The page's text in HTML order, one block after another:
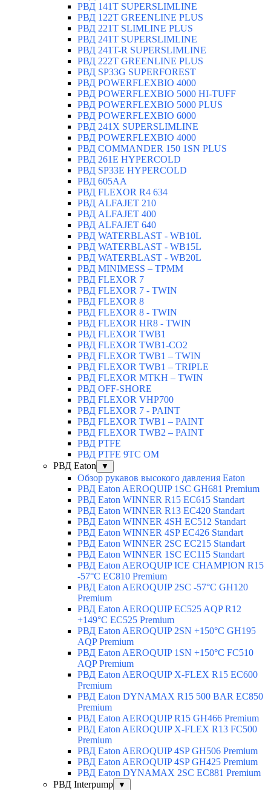
РВД 141T SUPERSLIMLINE
РВД 122T GREENLINE PLUS
РВД 221T SLIMLINE PLUS
РВД 241T SUPERSLIMLINE
РВД 241T-R SUPERSLIMLINE
РВД 222T GREENLINE PLUS
РВД SP33G SUPERFOREST
РВД POWERFLEXBIO 4000
РВД POWERFLEXBIO 5000 HI-TUFF
РВД POWERFLEXBIO 5000 PLUS
РВД POWERFLEXBIO 6000
РВД 241X SUPERSLIMLINE
РВД POWERFLEXBIO 4000
РВД СOMMANDER 150 1SN PLUS
РВД 261E HYPERCOLD
РВД SP33E HYPERCOLD
РВД 605AA
РВД FLEXOR R4 634
РВД ALFAJET 210
РВД ALFAJET 400
РВД ALFAJET 640
РВД WATERBLAST - WB10L
РВД WATERBLAST - WB15L
РВД WATERBLAST - WB20L
РВД MINIMESS – TPMM
РВД FLEXOR 7
РВД FLEXOR 7 - TWIN
РВД FLEXOR 8
РВД FLEXOR 8 - TWIN
РВД FLEXOR HR8 - TWIN
РВД FLEXOR TWB1
РВД FLEXOR TWB1-CO2
РВД FLEXOR TWB1 – TWIN
РВД FLEXOR TWB1 – TRIPLE
РВД FLEXOR MTKH – TWIN
РВД OFF-SHORE
РВД FLEXOR VHP700
РВД FLEXOR 7 - PAINT
РВД FLEXOR TWB1 – PAINT
РВД FLEXOR TWB2 – PAINT
РВД PTFE
РВД PTFE 9TC OM
РВД Eaton
▼
Обзор рукавов высокого давления Eaton
РВД Eaton AEROQUIP 1SC GH681 Premium
РВД Eaton WINNER R15 EC615 Standart
РВД Eaton WINNER R13 EC420 Standart
РВД Eaton WINNER 4SH EC512 Standart
РВД Eaton WINNER 4SP EC426 Standart
РВД Eaton WINNER 2SC EC215 Standart
РВД Eaton WINNER 1SC EC115 Standart
РВД Eaton AEROQUIP ICE CHAMPION R15
-57°C EC810 Premium
РВД Eaton AEROQUIP 2SC -57°C GH120
Premium
РВД Eaton AEROQUIP EC525 AQP R12
+149°C EC525 Premium
РВД Eaton AEROQUIP 2SN +150°C GH195
AQP Premium
РВД Eaton AEROQUIP 1SN +150°C FC510
AQP Premium
РВД Eaton AEROQUIP X-FLEX R15 EC600
Premium
РВД Eaton DYNAMAX R15 500 BAR EC850
Premium
РВД Eaton AEROQUIP R15 GH466 Premium
РВД Eaton AEROQUIP X-FLEX R13 FC500
Premium
РВД Eaton AEROQUIP 4SP GH506 Premium
РВД Eaton AEROQUIP 4SP GH425 Premium
РВД Eaton DYNAMAX 2SC EC881 Premium
РВД Interpump
▼